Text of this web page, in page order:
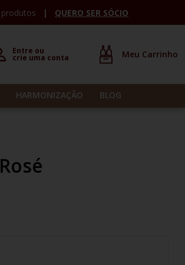
QUERO SER SÓCIO
Entre ou
crie uma conta
HARMONIZAÇÃO BLOG